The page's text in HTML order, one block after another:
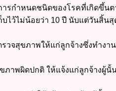
ารกำหนดชนิดของโรคที่เกิดขึ้
บไว้ไม่น้อยว่า 10 ปี นับแต่วันสิ้น
วจสุขภาพให้แก่ลูกจ้างซึ่งทำงา
าพผิดปกติ ให้แจ้งแก่ลูกจ้างผู้นั้